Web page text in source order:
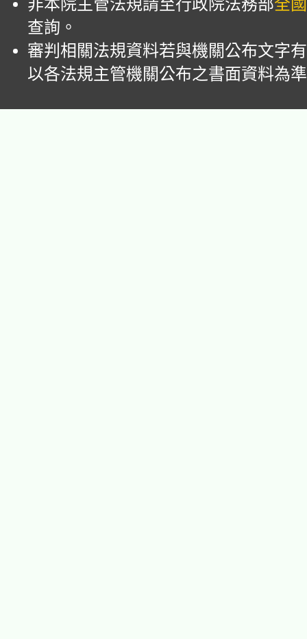
非本院主管法規請至行政院法務部全
查詢。
審判相關法規資料若與機關公布文字
以各法規主管機關公布之書面資料為